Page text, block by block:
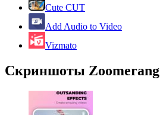
Cute CUT
Add Audio to Video
Vizmato
Скриншоты Zoomerang